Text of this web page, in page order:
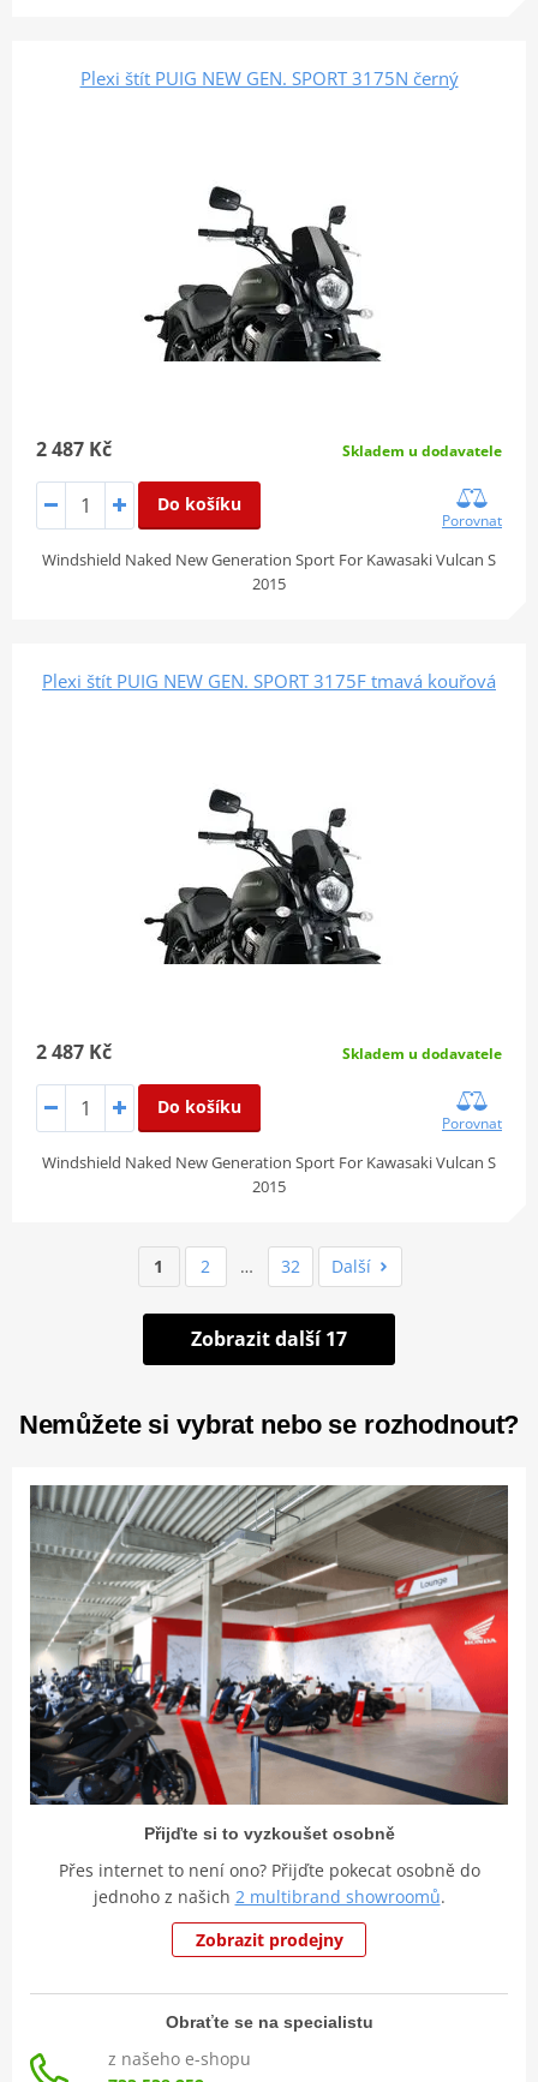
Plexi štít PUIG NEW GEN. SPORT 3175N černý
2 487 Kč Skladem u dodavatele
Do košíku
Porovnat
Windshield Naked New Generation Sport For Kawasaki Vulcan S
2015
Plexi štít PUIG NEW GEN. SPORT 3175F tmavá kouřová
2 487 Kč Skladem u dodavatele
Do košíku
Porovnat
Windshield Naked New Generation Sport For Kawasaki Vulcan S
2015
1 2 … 32 Další
Zobrazit další 17
Nemůžete si vybrat nebo se rozhodnout?
Přijďte si to vyzkoušet osobně
Přes internet to není ono? Přijďte pokecat osobně do
jednoho z našich 2 multibrand showroomů.
Zobrazit prodejny
Obraťte se na specialistu
z našeho e-shopu